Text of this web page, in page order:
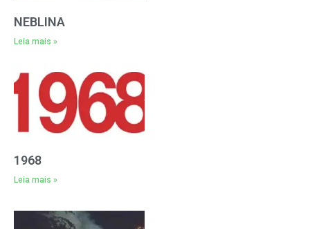
NEBLINA
Leia mais »
1968
Leia mais »